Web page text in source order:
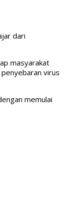
dari
masyarakat
virus
memulai